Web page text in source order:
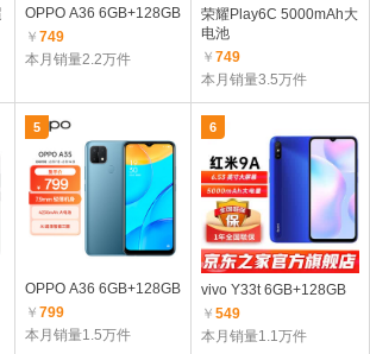
OPPO A36 6GB+128GB
￥ 749
本月销量2.2万件
荣耀Play6C 5000mAh大
电池
￥749
本月销量3.5万件
5
OPPO A36 6GB+128GB
￥ 799
本月销量1.5万件
6
vivo Y33t 6GB+128GB
￥549
本月销量1.1万件